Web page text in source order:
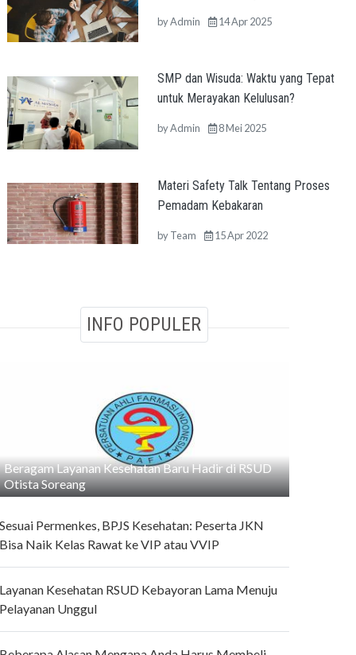
byAdmin 14 Apr 2025
SMP dan Wisuda: Waktu yang Tepat
untuk Merayakan Kelulusan?
byAdmin 8 Mei 2025
Materi Safety Talk Tentang Proses
Pemadam Kebakaran
byTeam 15 Apr 2022
INFO POPULER
Beragam Layanan Kesehatan Baru Hadir di RSUD
Otista Soreang
Permenkes, BPJS Kesehatan: Peserta JKN
Naik Kelas Rawat ke VIP atau VVIP
Kesehatan RSUD Kebayoran Lama Menuju
Unggul